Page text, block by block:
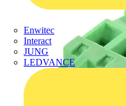
Enwitec
Interact
JUNG
LEDVANCE